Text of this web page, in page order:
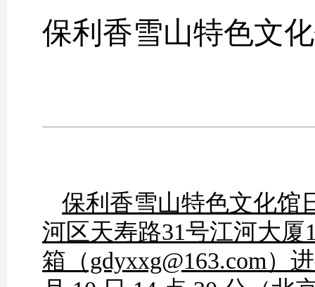
保利香雪山特色文
保利香雪山特色文化馆
河区天寿路31号江河大厦
箱（gdyxxg@163.com）